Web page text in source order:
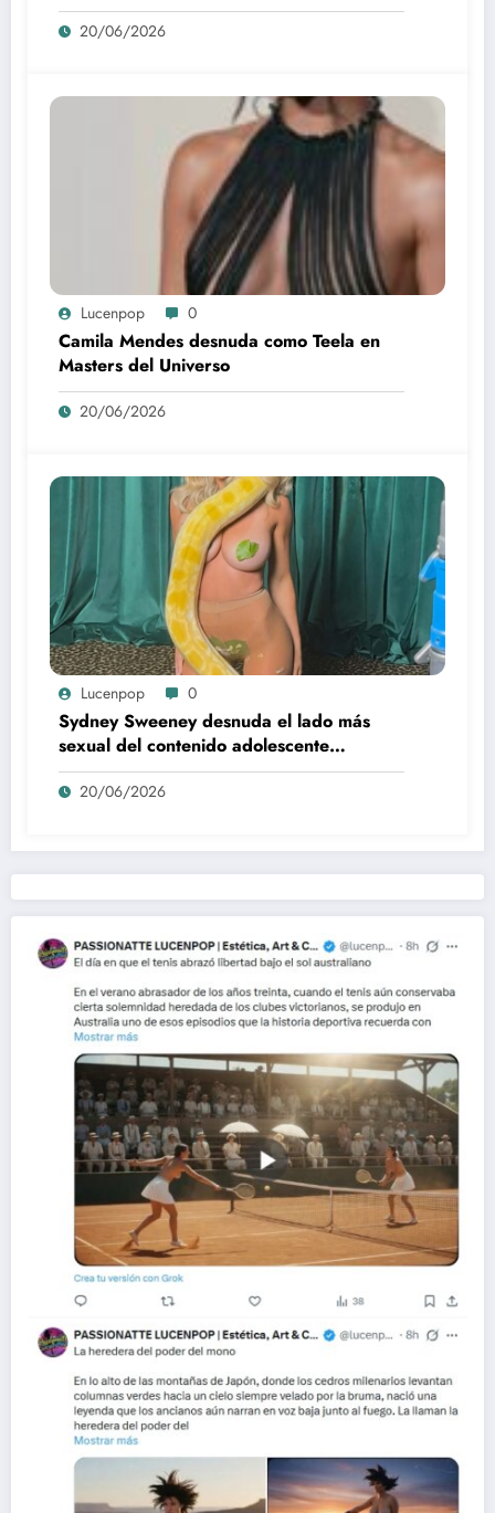
20/06/2026
Lucenpop 0
Camila Mendes desnuda como Teela en
Masters del Universo
20/06/2026
Lucenpop 0
Sydney Sweeney desnuda el lado más
sexual del contenido adolescente
(Euphoria, 2026)
20/06/2026